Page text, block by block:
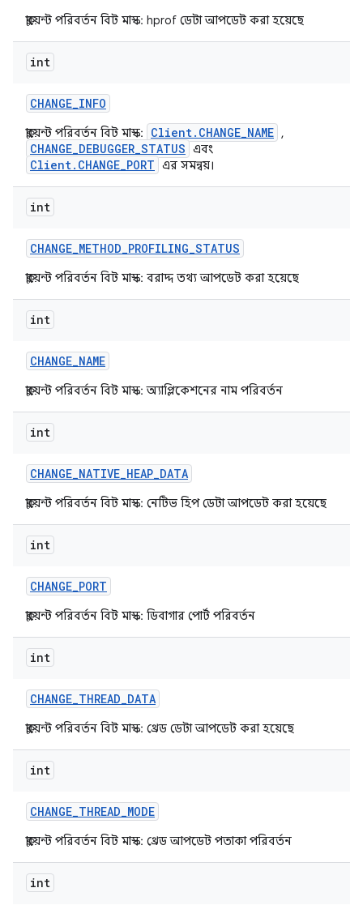
ক্লায়েন্ট পরিবর্তন বিট মাস্ক: hprof ডেটা আপডেট করা হয়েছে
int
CHANGE_INFO
ক্লায়েন্ট পরিবর্তন বিট মাস্ক: Client.CHANGE_NAME ,
CHANGE_DEBUGGER_STATUS এবং
Client.CHANGE_PORT এর সমন্বয়।
int
CHANGE_METHOD_PROFILING_STATUS
ক্লায়েন্ট পরিবর্তন বিট মাস্ক: বরাদ্দ তথ্য আপডেট করা হয়েছে
int
CHANGE_NAME
ক্লায়েন্ট পরিবর্তন বিট মাস্ক: অ্যাপ্লিকেশনের নাম পরিবর্তন
int
CHANGE_NATIVE_HEAP_DATA
ক্লায়েন্ট পরিবর্তন বিট মাস্ক: নেটিভ হিপ ডেটা আপডেট করা হয়েছে
int
CHANGE_PORT
ক্লায়েন্ট পরিবর্তন বিট মাস্ক: ডিবাগার পোর্ট পরিবর্তন
int
CHANGE_THREAD_DATA
ক্লায়েন্ট পরিবর্তন বিট মাস্ক: থ্রেড ডেটা আপডেট করা হয়েছে
int
CHANGE_THREAD_MODE
ক্লায়েন্ট পরিবর্তন বিট মাস্ক: থ্রেড আপডেট পতাকা পরিবর্তন
int